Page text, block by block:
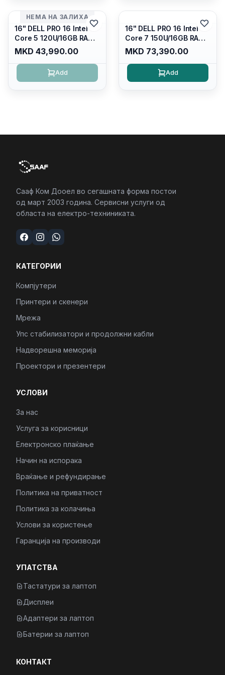
4/RJ45/PB14250
НЕМА НА ЗАЛИХА
16" DELL PRO 16 Intel
Core 5 120U/16GB RAM
DDR5 5600mhz/ 512 GB
SSD M.2 Nvme/fullhd+
(16:10) Ips/bt/backlit
Kb/thunderbolt
MKD 43,990.00
Add
16" DELL PRO 16 Intel
Core 7 150U/16GB RAM
DDR5 5600mhz/ 512 GB
SSD M.2 Nvme
(2230)/FULLHD+ (16:10)
Ips/bt/backlit
MKD 73,390.00
Add
Сааф Ком Дооел во сегашната форма постои
од март 2003 година. Сервисни услуги од
областа на електро-техниниката.
КАТЕГОРИИ
Компјутери
Принтери и скенери
Мрежа
Упс стабилизатори и продолжни кабли
Надворешна меморија
Проектори и презентери
УСЛОВИ
За нас
Услуга за корисници
Електронско плаќање
Начин на испорака
Враќање и рефундирање
Политика на приватност
Политика за колачиња
Услови за користење
Гаранција на производи
УПАТСТВА
Тастатури за лаптоп
Дисплеи
Адаптери за лаптоп
Батерии за лаптоп
КОНТАКТ